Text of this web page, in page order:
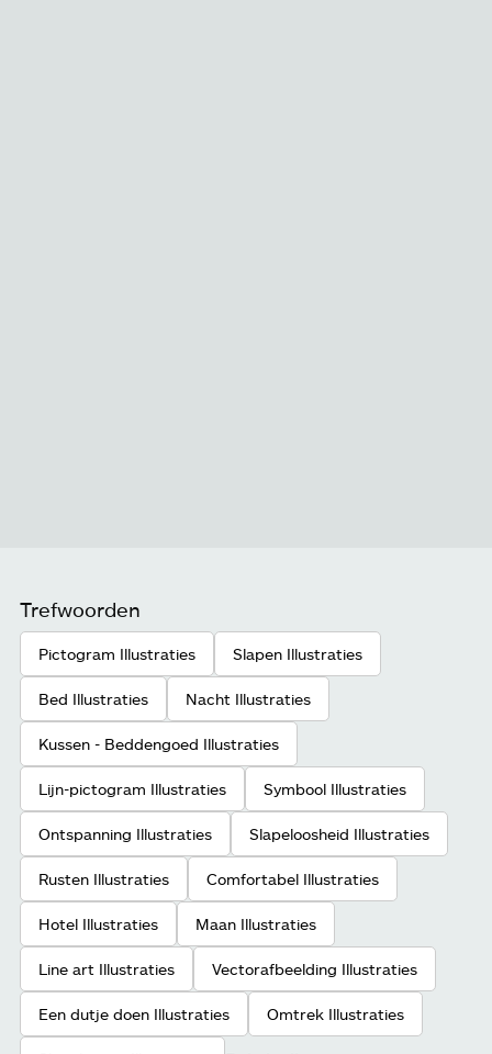
Trefwoorden
Pictogram Illustraties Slapen Illustraties
Bed Illustraties Nacht Illustraties
Kussen - Beddengoed Illustraties
Lijn-pictogram Illustraties Symbool Illustraties
Ontspanning Illustraties Slapeloosheid Illustraties
Rusten Illustraties Comfortabel Illustraties
Hotel Illustraties Maan Illustraties
Line art Illustraties Vectorafbeelding Illustraties
Een dutje doen Illustraties Omtrek Illustraties